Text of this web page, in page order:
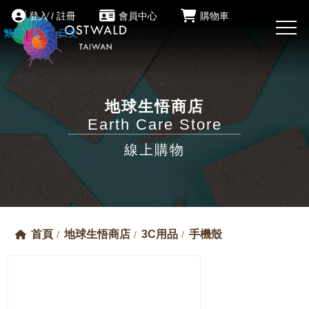
登入 / 註冊 會員中心
購物車
繁體|英文|日文
地球生悟商店
Earth Care Store
線上購物
首頁 地球生悟商店 3C用品 手機殼